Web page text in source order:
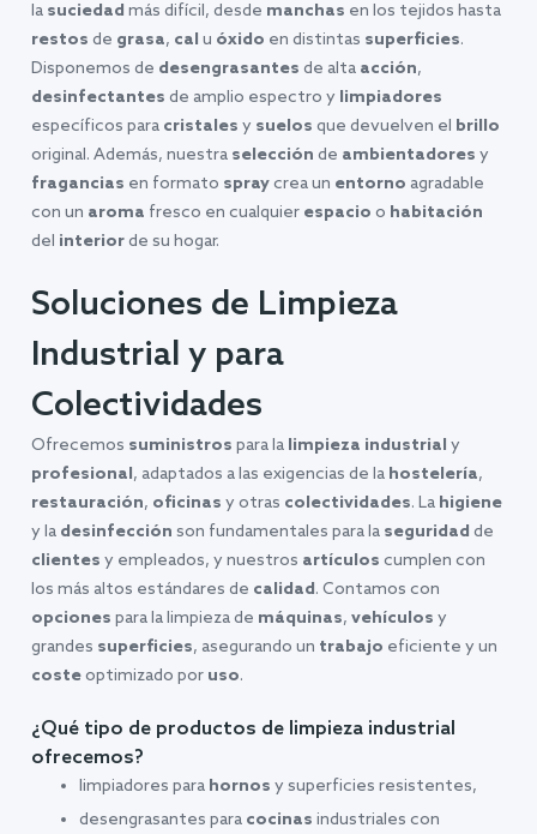
la suciedad más difícil, desde manchas en los tejidos hasta
restos de grasa, cal u óxido en distintas superficies.
Disponemos de desengrasantes de alta acción,
desinfectantes de amplio espectro y limpiadores
específicos para cristales y suelos que devuelven el brillo
original. Además, nuestra selección de ambientadores y
fragancias en formato spraycrea un entorno agradable
con un aroma fresco en cualquier espacio o habitación
del interiorde su hogar.
Soluciones de Limpieza
Industrial y para
Colectividades
Ofrecemos suministros para la limpieza industrial y
profesional, adaptados a las exigencias de la hostelería,
restauración, oficinas y otras colectividades. La higiene
y la desinfección son fundamentales para la seguridad de
clientes y empleados, y nuestros artículos cumplen con
los más altos estándares de calidad. Contamos con
opciones para la limpieza de máquinas, vehículos y
grandes superficies, asegurando un trabajo eficiente y un
costeoptimizado por uso.
¿Qué tipo de productos de limpieza industrial
ofrecemos?
limpiadores para hornos y superficies resistentes,
desengrasantes para cocinas industriales con